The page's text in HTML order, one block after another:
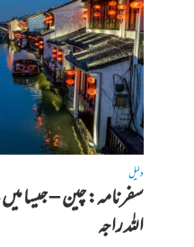
دلیل
اللہ راجہ